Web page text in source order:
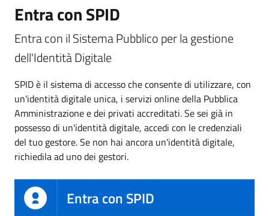
Entra con SPID
Entra con il Sistema Pubblico per la gestione
dell'Identità Digitale
SPID è il sistema di accesso che consente di utilizzare, con
un'identità digitale unica, i servizi online della Pubblica
Amministrazione e dei privati accreditati. Se sei già in
possesso di un'identità digitale, accedi con le credenziali
del tuo gestore. Se non hai ancora un'identità digitale,
richiedila ad uno dei gestori.
Entra con SPID